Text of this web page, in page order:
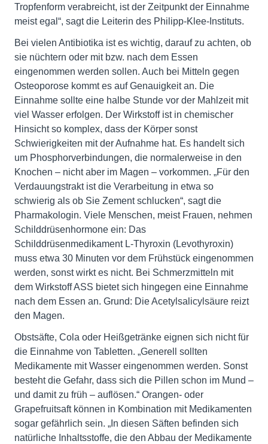
Tropfenform verabreicht, ist der Zeitpunkt der Einnahme
meist egal“, sagt die Leiterin des Philipp-Klee-Instituts.
Bei vielen Antibiotika ist es wichtig, darauf zu achten, ob
sie nüchtern oder mit bzw. nach dem Essen
eingenommen werden sollen. Auch bei Mitteln gegen
Osteoporose kommt es auf Genauigkeit an. Die
Einnahme sollte eine halbe Stunde vor der Mahlzeit mit
viel Wasser erfolgen. Der Wirkstoff ist in chemischer
Hinsicht so komplex, dass der Körper sonst
Schwierigkeiten mit der Aufnahme hat. Es handelt sich
um Phosphorverbindungen, die normalerweise in den
Knochen – nicht aber im Magen – vorkommen. „Für den
Verdauungstrakt ist die Verarbeitung in etwa so
schwierig als ob Sie Zement schlucken“, sagt die
Pharmakologin. Viele Menschen, meist Frauen, nehmen
Schilddrüsenhormone ein: Das
Schilddrüsenmedikament L-Thyroxin (Levothyroxin)
muss etwa 30 Minuten vor dem Frühstück eingenommen
werden, sonst wirkt es nicht. Bei Schmerzmitteln mit
dem Wirkstoff ASS bietet sich hingegen eine Einnahme
nach dem Essen an. Grund: Die Acetylsalicylsäure reizt
den Magen.
Obstsäfte, Cola oder Heißgetränke eignen sich nicht für
die Einnahme von Tabletten. „Generell sollten
Medikamente mit Wasser eingenommen werden. Sonst
besteht die Gefahr, dass sich die Pillen schon im Mund –
und damit zu früh – auflösen.“ Orangen- oder
Grapefruitsaft können in Kombination mit Medikamenten
sogar gefährlich sein. „In diesen Säften befinden sich
natürliche Inhaltsstoffe, die den Abbau der Medikamente